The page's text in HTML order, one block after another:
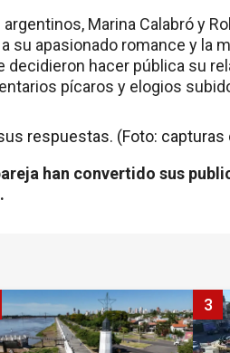
Marina Calabró y
su apasionado romance y la
hacer pública su
pícaros y elogios
han convertido sus
3